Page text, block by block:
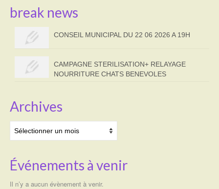
break news
CONSEIL MUNICIPAL DU 22 06 2026 A 19H
CAMPAGNE STERILISATION+ RELAYAGE
NOURRITURE CHATS BENEVOLES
Archives
Événements à venir
Il n’y a aucun évènement à venir.